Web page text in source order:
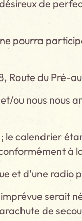
de
pourra
Route du Pré-
ou nous nous
le calendrier
à
et d'une radio
serait
de